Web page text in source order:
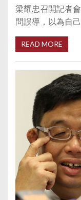
梁耀忠召開記者
問誤導，以為自己
READ MORE